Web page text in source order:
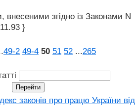
внесеними згідно із Законами N
}
49‑2 49‑4 50 51 52 ...265
законів про працю України від